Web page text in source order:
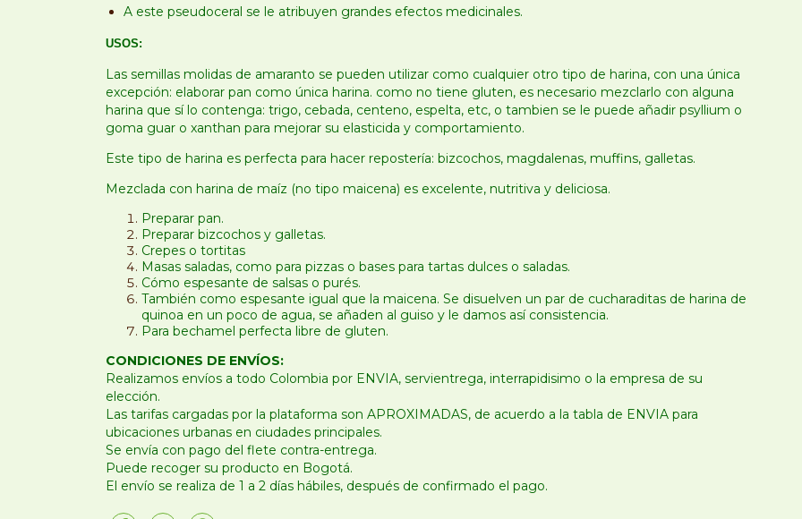
A este pseudoceral se le atribuyen grandes efectos medicinales.
USOS:
Las semillas molidas de amaranto se pueden utilizar como cualquier otro tipo de harina, con una única
excepción: elaborar pan como única harina. como no tiene gluten, es necesario mezclarlo con alguna
harina que sí lo contenga: trigo, cebada, centeno, espelta, etc, o tambien se le puede añadir psyllium o
goma guar o xanthan para mejorar su elasticida y comportamiento.
Este tipo de harina es perfecta para hacer repostería: bizcochos, magdalenas, muffins, galletas.
Mezclada con harina de maíz (no tipo maicena) es excelente, nutritiva y deliciosa.
Preparar pan.
Preparar bizcochos y galletas.
Crepes o tortitas
Masas saladas, como para pizzas o bases para tartas dulces o saladas.
Cómo espesante de salsas o purés.
También como espesante igual que la maicena. Se disuelven un par de cucharaditas de harina de
quinoa en un poco de agua, se añaden al guiso y le damos así consistencia.
Para bechamel perfecta libre de gluten.
CONDICIONES DE ENVÍOS:
Realizamos envíos a todo Colombia por ENVIA, servientrega, interrapidisimo o la empresa de su
elección.
Las tarifas cargadas por la plataforma son APROXIMADAS, de acuerdo a la tabla de ENVIA para
ubicaciones urbanas en ciudades principales.
Se envía con pago del flete contra-entrega.
Puede recoger su producto en Bogotá.
El envío se realiza de 1 a 2 días hábiles, después de confirmado el pago.